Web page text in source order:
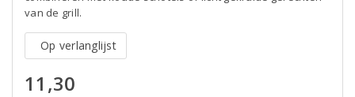
van de grill.
Op verlanglijst
11,30